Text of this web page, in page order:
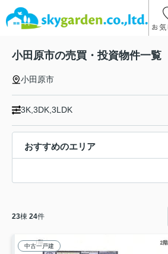
お気
小田原市の売買・投資物件一覧
小田原市
3K,3DK,3LDK
おすすめのエリア
23棟 24件
中古一戸建